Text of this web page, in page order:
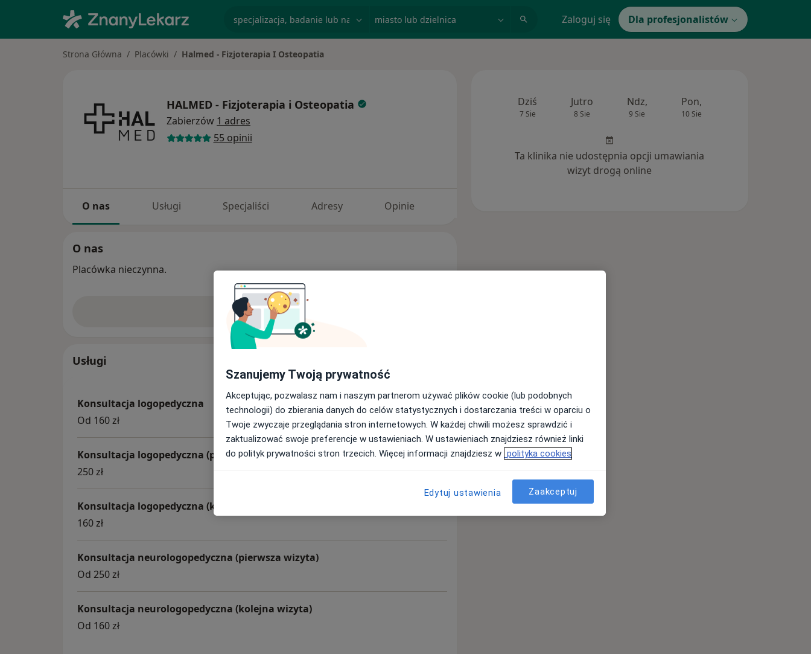
Zaloguj się Dla profesjonalistów
Strona Główna Placówki Halmed - Fizjoterapia I Osteopatia
HALMED - Fizjoterapia i Osteopatia
Zabierzów 1 adres
55 opinii
O nas Usługi Specjaliści Adresy Opinie
O nas
Placówka nieczynna.
Zobacz więcej
Usługi
Konsultacja logopedyczna
Od 160 zł
Konsultacja logopedyczna (pierwsza wizyta)
250 zł
Konsultacja logopedyczna (kolejna wizyta)
160 zł
Konsultacja neurologopedyczna (pierwsza wizyta)
Od 250 zł
Konsultacja neurologopedyczna (kolejna wizyta)
Od 160 zł
Dziś
7 Sie
Jutro
8 Sie
Ndz,
9 Sie
Pon,
10 Sie
Ta klinika nie udostępnia opcji umawiania
wizyt drogą online
Szanujemy Twoją prywatność
Akceptując, pozwalasz nam i naszym partnerom używać plików cookie (lub podobnych
technologii) do zbierania danych do celów statystycznych i dostarczania treści w oparciu o
Twoje zwyczaje przeglądania stron internetowych. W każdej chwili możesz sprawdzić i
zaktualizować swoje preferencje w ustawieniach. W ustawieniach znajdziesz również linki
do polityk prywatności stron trzecich. Więcej informacji znajdziesz w polityka cookies
Edytuj ustawienia Zaakceptuj